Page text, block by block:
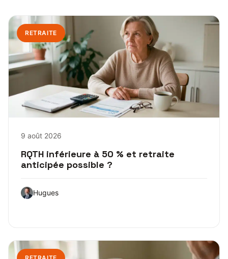
RETRAITE
9 août 2026
RQTH inférieure à 50 % et retraite
anticipée possible ?
Hugues